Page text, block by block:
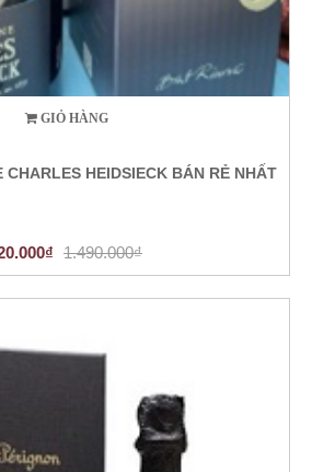
GIỎ HÀNG
HEIDSIECK BÁN RẺ NHẤT
1.490.000₫